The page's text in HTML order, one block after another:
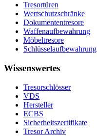
Tresortüren
Wertschutzschränke
Dokumententresore
Waffenaufbewahrung
Möbeltresore
Schlüsselaufbewahrung
Wissenswertes
Tresorschlösser
VDS
Hersteller
ECBS
Sicherheitszertifikate
Tresor Archiv